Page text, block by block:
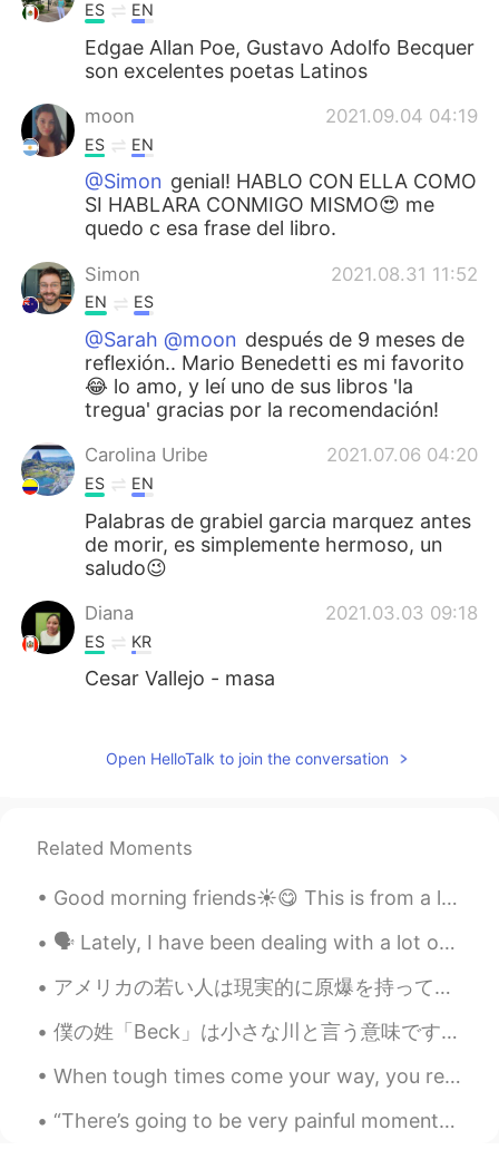
ES EN
Edgae Allan Poe, Gustavo Adolfo Becquer
son excelentes poetas Latinos
moon 2021.09.04 04:19
ES EN
@Simon genial! HABLO CON ELLA COMO
SI HABLARA CONMIGO MISMO😍 me
quedo c esa frase del libro.
Simon 2021.08.31 11:52
EN ES
@Sarah @moon después de 9 meses de
reflexión.. Mario Benedetti es mi favorito
😂 lo amo, y leí uno de sus libros 'la
tregua' gracias por la recomendación!
Carolina Uribe 2021.07.06 04:20
ES EN
Palabras de grabiel garcia marquez antes
de morir, es simplemente hermoso, un
saludo😉
Diana 2021.03.03 09:18
ES KR
Cesar Vallejo - masa
KR
Yo escribo poesía ♡
Alexander 2021.01.06 22:16
"Poema 20" de Pablo Neruda
Liz Duran 2021.01.06 15:31
Open HelloTalk to join the conversation
Related Moments
Good morning friends☀️😋 This is from a little coffee store that I go to quite often, I hope it ne...
🗣 Lately, I have been dealing with a lot of disrespectful men on this app. On many occasions, I w...
アメリカの若い人は現実的に原爆を持って国を守ることについて真剣に考えるかどうかはわかりません。しかし、どう考えてもこの若い人の考え方は思ったより偉いです。現代の世界はちょっと暗いけれども、将来は...
僕の姓「Beck」は小さな川と言う意味です。「Brook」や「creek」や「stream」の意味が似ています。だから日本に生まれたら、たぶん名字が「小川」だと思います。 あなたはアメリカに生...
When tough times come your way, you really only have 2 options. You can either fight the waves or...
“There’s going to be very painful moments in your life that will change your world in a matter of...